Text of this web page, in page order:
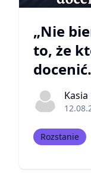
„Nie
to, że
Rozstanie